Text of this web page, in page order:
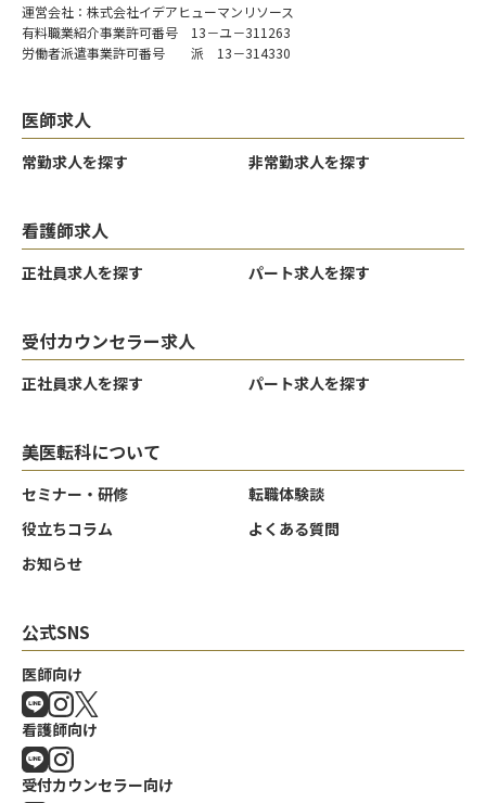
を築きたい方にとって成長しやすい環境です。
＜待遇＞
頑張りがしっかり還元される環境です。年間休日125日以
上・残業ほぼなしと、働きやすさも両立。福利厚生も充実
しており、ライフステージが変わっても長く安定して働け
運営会社：株式会社イデアヒューマンリソース
有料職業紹介事業許可番号 13－ユ－311263
労働者派遣事業許可番号 派 13－314330
医師求人
常勤求人を探す 非常勤求人を探す
看護師求人
正社員求人を探す パート求人を探す
受付カウンセラー求人
正社員求人を探す パート求人を探す
美医転科について
セミナー・研修
転職体験談
役立ちコラム
よくある質問
お知らせ
公式SNS
医師向け
看護師向け
受付カウンセラー向け